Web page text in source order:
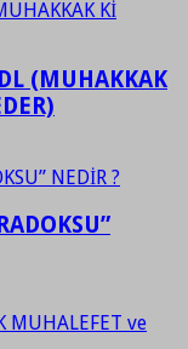
(MUHAKKAK